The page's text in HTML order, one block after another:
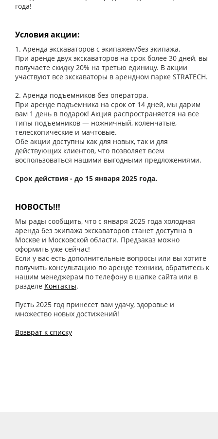
года!
Условия акции:
1. Аренда экскаваторов с экипажем/без экипажа.
При аренде двух экскаваторов на срок более 30 дней, вы
получаете скидку 20% на третью единицу. В акции
участвуют все экскаваторы в арендном парке STRATECH.
2. Аренда подъемников без оператора.
При аренде подъемника на срок от 14 дней, мы дарим
вам 1 день в подарок! Акция распространяется на все
типы подъемников — ножничный, коленчатые,
телескопические и мачтовые.
Обе акции доступны как для новых, так и для
действующих клиентов, что позволяет всем
воспользоваться нашими выгодными предложениями.
Срок действия - до 15 января 2025 года.
НОВОСТЬ!!!
Мы рады сообщить, что с января 2025 года холодная
аренда без экипажа экскаваторов станет доступна в
Москве и Московской области. Предзаказ можно
оформить уже сейчас!
Если у вас есть дополнительные вопросы или вы хотите
получить консультацию по аренде техники, обратитесь к
нашим менеджерам по телефону в шапке сайта или в
разделе Контакты.
Пусть 2025 год принесет вам удачу, здоровье и
множество новых достижений!
Возврат к списку